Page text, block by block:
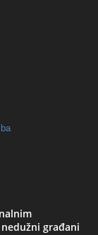
građani